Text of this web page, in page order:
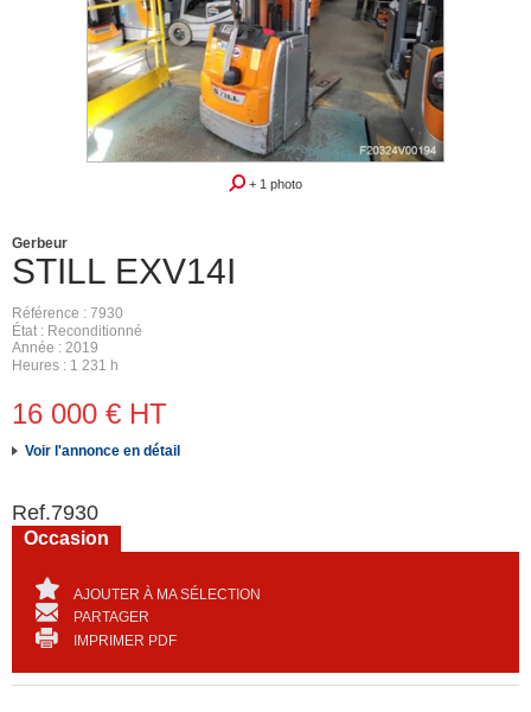
+ 1 photo
STILL EXV14I
Gerbeur
Référence
7930
État
Reconditionné
Année
2019
Heures
1 231 h
16 000 € HT
Voir l'annonce en détail
Ref.7930
Occasion
AJOUTER À MA SÉLECTION
PARTAGER
IMPRIMER PDF